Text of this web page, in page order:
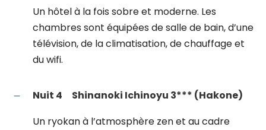
Un hôtel à la fois sobre et moderne. Les
chambres sont équipées de salle de bain, d’une
télévision, de la climatisation, de chauffage et
du wifi.
Nuit 4
Shinanoki Ichinoyu 3*** (Hakone)
Un ryokan à l’atmosphère zen et au cadre